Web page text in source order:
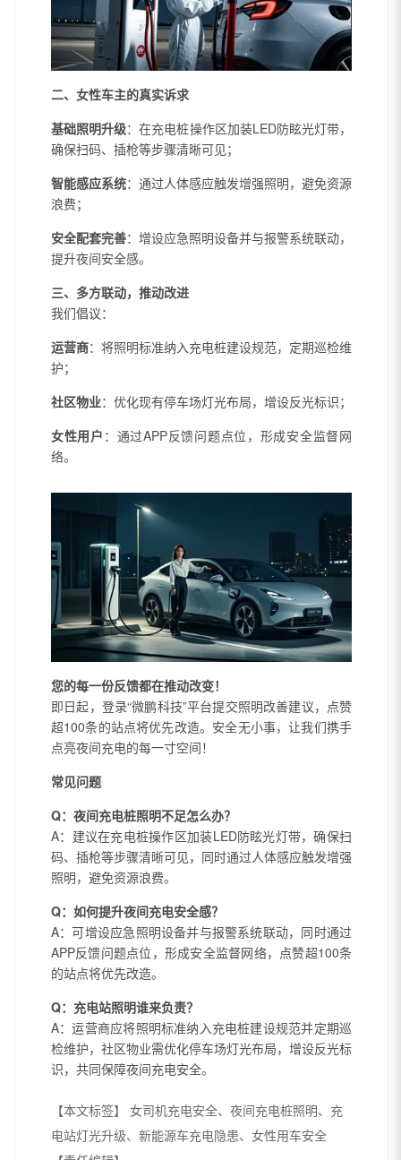
二、女性车主的真实诉求
基础照明升级：在充电桩操作区加装LED防眩光灯带，
确保扫码、插枪等步骤清晰可见；
智能感应系统：通过人体感应触发增强照明，避免资源
浪费；
安全配套完善：增设应急照明设备并与报警系统联动，
提升夜间安全感。
三、多方联动，推动改进
我们倡议：
运营商：将照明标准纳入充电桩建设规范，定期巡检维
护；
社区物业：优化现有停车场灯光布局，增设反光标识；
女性用户 ：通过APP反馈问题点位，形成安全监督网
络。
您的每一份反馈都在推动改变！
即日起，登录“微鹏科技”平台提交照明改善建议，点赞
超100条的站点将优先改造。安全无小事，让我们携手
点亮夜间充电的每一寸空间！
常见问题
Q：夜间充电桩照明不足怎么办？
A：建议在充电桩操作区加装LED防眩光灯带，确保扫
码、插枪等步骤清晰可见，同时通过人体感应触发增强
照明，避免资源浪费。
Q：如何提升夜间充电安全感？
A：可增设应急照明设备并与报警系统联动，同时通过
APP反馈问题点位，形成安全监督网络，点赞超100条
的站点将优先改造。
Q：充电站照明谁来负责？
A：运营商应将照明标准纳入充电桩建设规范并定期巡
检维护，社区物业需优化停车场灯光布局，增设反光标
识，共同保障夜间充电安全。
【本文标签】
女司机充电安全、夜间充电桩照明、充
电站灯光升级、新能源车充电隐患、女性用车安全